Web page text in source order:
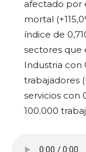
afectado por
mortal
índice de
sectores que
Industria con
trabajadores
servicios con
100.000